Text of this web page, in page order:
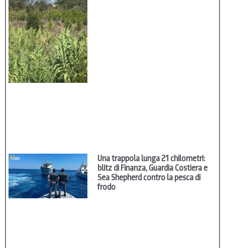
Una trappola lunga 21 chilometri:
blitz di Finanza, Guardia Costiera e
Sea Shepherd contro la pesca di
frodo